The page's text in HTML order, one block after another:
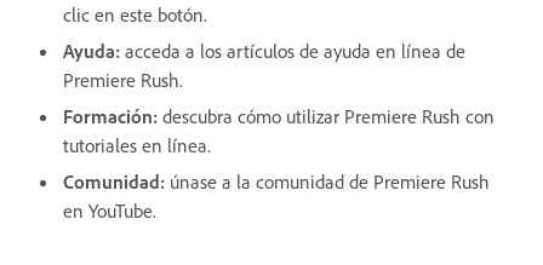
clic en este botón.
Ayuda: acceda a los artículos de ayuda en línea de
Premiere Rush.
Formación: descubra cómo utilizar Premiere Rush con
tutoriales en línea.
Comunidad: únase a la comunidad de Premiere Rush
en YouTube.